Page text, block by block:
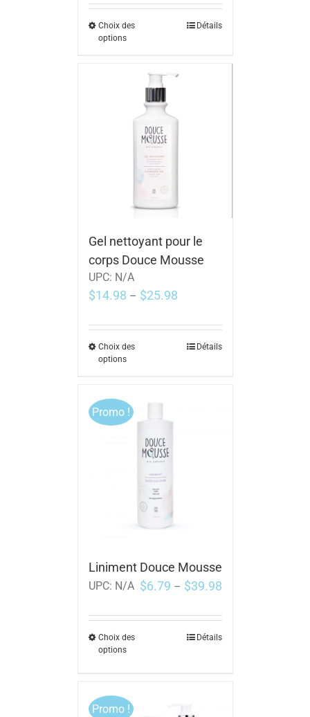
Choix des
options
Détails
Gel nettoyant pour le
corps Douce Mousse
UPC: N/A
$14.98 – $25.98
Choix des
options
Détails
Promo !
Liniment Douce Mousse
UPC: N/A $6.79 – $39.98
Choix des
options
Détails
Promo !